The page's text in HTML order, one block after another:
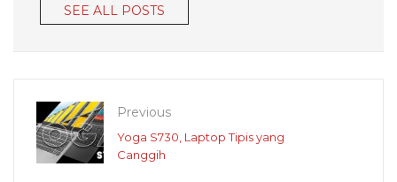
SEE ALL POSTS
Previous
Yoga S730, Laptop Tipis yang
Canggih